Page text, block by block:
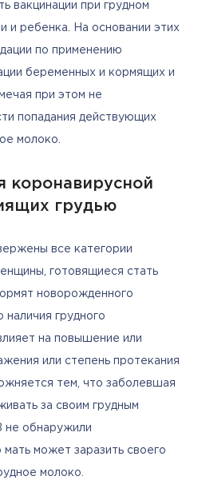
вакцинации при грудном
и ребенка. На основании этих
по применению
беременных и кормящих и
при этом не
попадания действующих
молоко.
коронавирусной
грудью
все категории
готовящиеся стать
новорожденного
грудного
на повышение или
или степень протекания
тем, что заболевшая
за своим грудным
не обнаружили
может заразить своего
молоко.